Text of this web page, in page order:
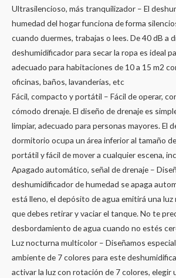
Ultrasilencioso, más tranquilizador – El
humedad del hogar funciona de forma
cuando duermes, trabajas o lees. De 40 dB a
deshumidificador para secar la ropa es ideal
adecuado para habitaciones de 10 a 15 m2
oficinas, baños, lavanderías, etc
Fácil, compacto y portátil – Fácil de operar,
cómodo drenaje. El diseño de drenaje es
limpiar, adecuado para personas mayores. El
dormitorio ocupa un área inferior al tamaño
portátil y fácil de mover a cualquier escena,
Apagado automático, señal de drenaje –
deshumidificador de humedad se apaga
está lleno, el depósito de agua emitirá una luz
que debes retirar y vaciar el tanque. No te
desbordamiento de agua cuando no estés
Luz nocturna multicolor – Diseñamos
ambiente de 7 colores para este
activar la luz con rotación de 7 colores, elegir